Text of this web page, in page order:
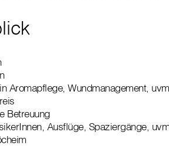
Aromapflege, Wundmanagement,
Betreuung
Ausflüge, Spaziergänge,